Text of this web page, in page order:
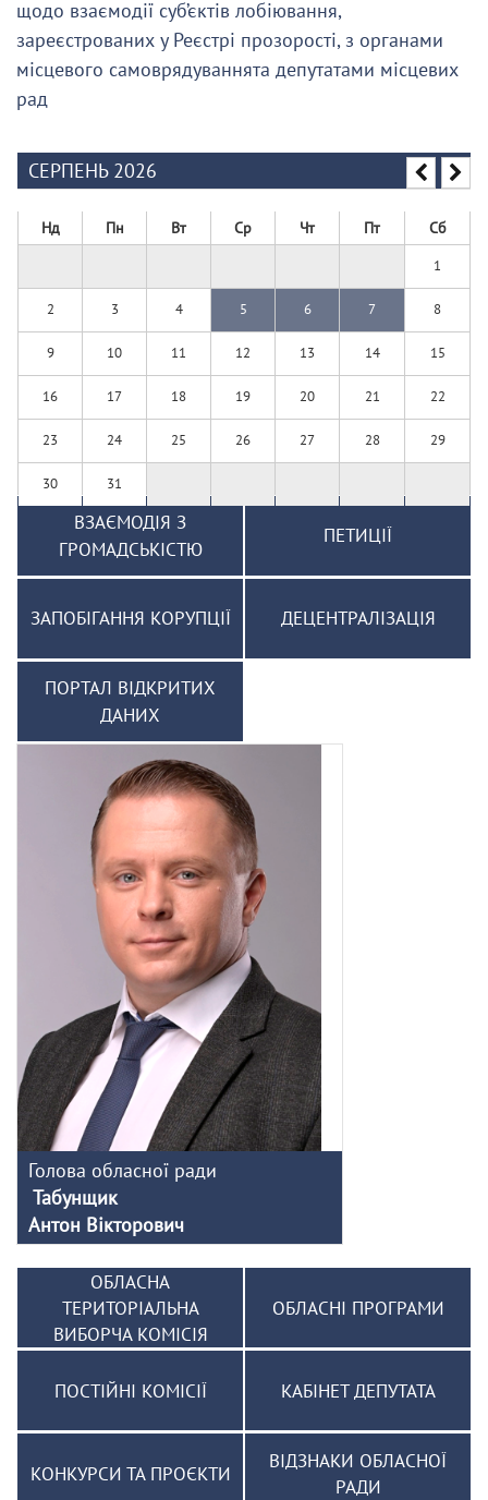
щодо взаємодії суб’єктів лобіювання,
зареєстрованих у Реєстрі прозорості, з органами
місцевого самоврядуваннята депутатами місцевих
рад
СЕРПЕНЬ 2026
Нд Пн Вт Ср Чт Пт Сб
1
2 3 4 5 6 7 8
9 10 11 12 13 14 15
16 17 18 19 20 21 22
23 24 25 26 27 28 29
30 31
ВЗАЄМОДІЯ З
ГРОМАДСЬКІСТЮ
ПЕТИЦІЇ
ЗАПОБІГАННЯ КОРУПЦІЇ ДЕЦЕНТРАЛІЗАЦІЯ
ПОРТАЛ ВІДКРИТИХ
ДАНИХ
Голова обласної ради
Табунщик
Антон Вікторович
ОБЛАСНА
ТЕРИТОРІАЛЬНА
ВИБОРЧА КОМІСІЯ
ОБЛАСНІ ПРОГРАМИ
ПОСТІЙНІ КОМІСІЇ КАБІНЕТ ДЕПУТАТА
КОНКУРСИ ТА ПРОЄКТИ
ВІДЗНАКИ ОБЛАСНОЇ
РАДИ